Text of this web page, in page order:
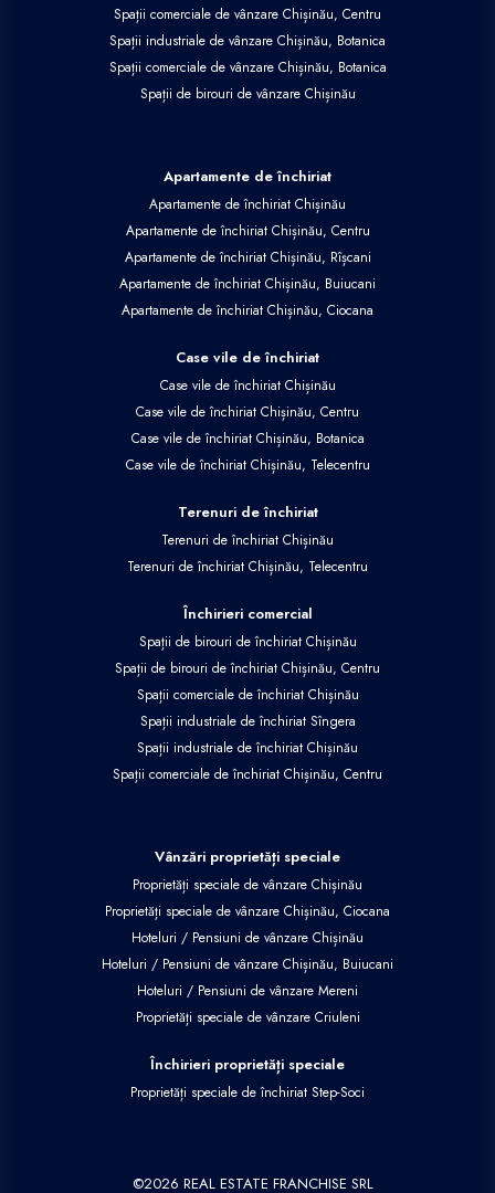
Spații comerciale de vânzare Chișinău, Centru
Spații industriale de vânzare Chișinău, Botanica
Spații comerciale de vânzare Chișinău, Botanica
Spații de birouri de vânzare Chișinău
Apartamente de închiriat
Apartamente de închiriat Chișinău
Apartamente de închiriat Chișinău, Centru
Apartamente de închiriat Chișinău, Rîșcani
Apartamente de închiriat Chișinău, Buiucani
Apartamente de închiriat Chișinău, Ciocana
Case vile de închiriat
Case vile de închiriat Chișinău
Case vile de închiriat Chișinău, Centru
Case vile de închiriat Chișinău, Botanica
Case vile de închiriat Chișinău, Telecentru
Terenuri de închiriat
Terenuri de închiriat Chișinău
Terenuri de închiriat Chișinău, Telecentru
Închirieri comercial
Spații de birouri de închiriat Chișinău
Spații de birouri de închiriat Chișinău, Centru
Spații comerciale de închiriat Chișinău
Spații industriale de închiriat Sîngera
Spații industriale de închiriat Chișinău
Spații comerciale de închiriat Chișinău, Centru
Vânzări proprietăți speciale
Proprietăți speciale de vânzare Chișinău
Proprietăți speciale de vânzare Chișinău, Ciocana
Hoteluri / Pensiuni de vânzare Chișinău
Hoteluri / Pensiuni de vânzare Chișinău, Buiucani
Hoteluri / Pensiuni de vânzare Mereni
Proprietăți speciale de vânzare Criuleni
Închirieri proprietăți speciale
Proprietăți speciale de închiriat Step-Soci
©2026 REAL ESTATE FRANCHISE SRL